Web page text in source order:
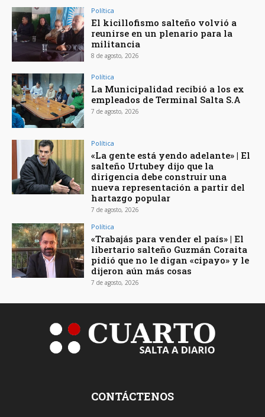
Política
El kicillofismo salteño volvió a
reunirse en un plenario para la
militancia
8 de agosto, 2026
Política
La Municipalidad recibió a los ex
empleados de Terminal Salta S.A
7 de agosto, 2026
Política
«La gente está yendo adelante» | El
salteño Urtubey dijo que la
dirigencia debe construir una
nueva representación a partir del
hartazgo popular
7 de agosto, 2026
Política
«Trabajás para vender el país» | El
libertario salteño Guzmán Coraita
pidió que no le digan «cipayo» y le
dijeron aún más cosas
7 de agosto, 2026
CONTÁCTENOS